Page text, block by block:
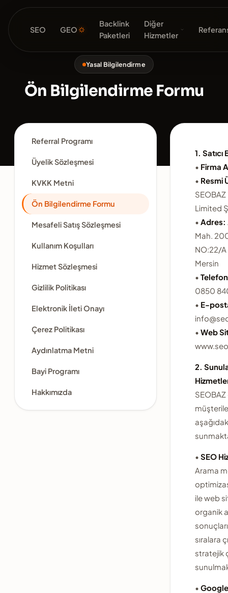
SEO GEO
Backlink
Paketleri
Diğer
Hizmetler
Yasal Bilgilendirme
Ön Bilgilendirme Formu
Referral Programı
Üyelik Sözleşmesi
KVKK Metni
Ön Bilgilendirme Formu
Mesafeli Satış Sözleşmesi
Kullanım Koşulları
Hizmet Sözleşmesi
Gizlilik Politikası
Elektronik İleti Onayı
Çerez Politikası
Aydınlatma Metni
Bayi Programı
Hakkımızda
1.
• Firma
• Resmi
Limited
• Adres:
Mah.
NO:22/A
Mersin
•
0850
• E-
• Web
2.
• SEO
Arama
ile web
organik
sıralara
stratejik
•